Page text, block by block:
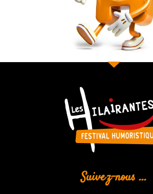
Suivez-nous ...